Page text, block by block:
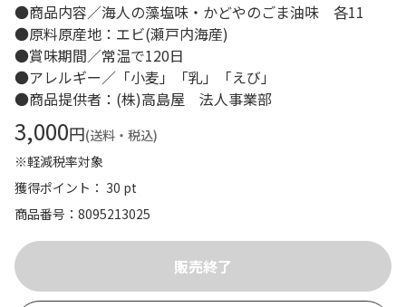
●商品内容／海人の藻塩味・かどやのごま油味 各11
●原料原産地：エビ(瀬戸内海産)
●賞味期間／常温で120日
●アレルギー／「小麦」「乳」「えび」
●商品提供者：(株)高島屋 法人事業部
3,000円(送料・税込)
※軽減税率対象
獲得ポイント： 30 pt
商品番号
8095213025